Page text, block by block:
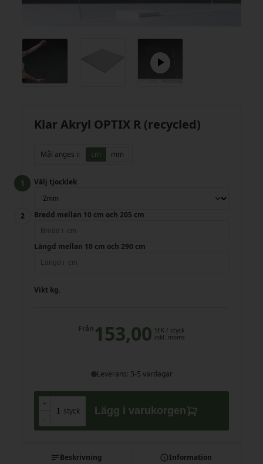
Klar Akryl OPTIX R (recycled)
Mål anges i: cm mm
Välj tjocklek
Bredd mellan 10 cm och 205 cm
Längd mellan 10 cm och 290 cm
Vikt kg.
Från153,00 SEK / styck
inkl. moms
Leverans: 3-5 vardagar
+
-
styck
+
-
Lägg i varukorgen
Beskrivning Information